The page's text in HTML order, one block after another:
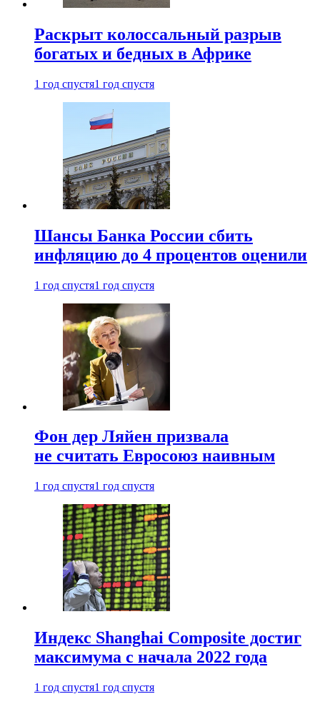
Раскрыт колоссальный разрыв
богатых и бедных в Африке
1 год спустя1 год спустя
Шансы Банка России сбить
инфляцию до 4 процентов оценили
1 год спустя1 год спустя
Фон дер Ляйен призвала
не считать Евросоюз наивным
1 год спустя1 год спустя
Индекс Shanghai Composite достиг
максимума с начала 2022 года
1 год спустя1 год спустя